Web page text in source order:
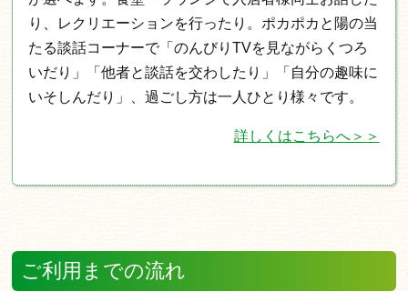
り、レクリエーションを行ったり。ポカポカと陽の当
たる談話コーナーで「のんびりTVを見ながらくつろ
いだり」「他者と談話を交わしたり」「自分の趣味に
いそしんだり」、過ごし方は一人ひとり様々です。
詳しくはこちらへ＞＞
ご利用までの流れ